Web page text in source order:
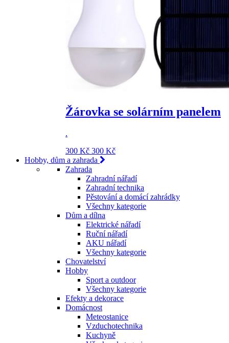
Žárovka se solárním panelem
.
300 Kč 300 Kč
Hobby, dům a zahrada
Zahrada
Zahradní nářadí
Zahradní technika
Pěstování a domácí zahrádky
Všechny kategorie
Dům a dílna
Elektrické nářadí
Ruční nářadí
AKU nářadí
Všechny kategorie
Chovatelství
Hobby
Sport a outdoor
Všechny kategorie
Efekty a dekorace
Domácnost
Meteostanice
Vzduchotechnika
Kuchyně